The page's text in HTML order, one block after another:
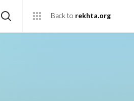
Back to rekhta.org